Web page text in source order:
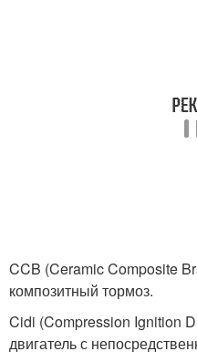
CCB (Ceramic Composite
композитный тормоз.
Cidi (Compression Ignition
двигатель с